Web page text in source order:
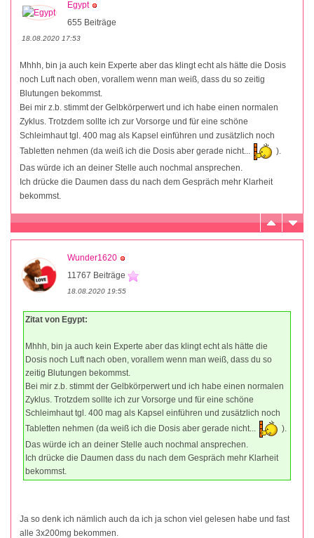
Egypt
655 Beiträge
18.08.2020 17:53
Mhhh, bin ja auch kein Experte aber das klingt echt als hätte die Dosis
noch Luft nach oben, vorallem wenn man weiß, dass du so zeitig
Blutungen bekommst.
Bei mir z.b. stimmt der Gelbkörperwert und ich habe einen normalen
Zyklus. Trotzdem sollte ich zur Vorsorge und für eine schöne
Schleimhaut tgl. 400 mag als Kapsel einführen und zusätzlich noch
Tabletten nehmen (da weiß ich die Dosis aber gerade nicht...
).
Das würde ich an deiner Stelle auch nochmal ansprechen.
Ich drücke die Daumen dass du nach dem Gespräch mehr Klarheit
bekommst.
Wunder1620
11767 Beiträge
18.08.2020 19:55
Zitat von Egypt:
Mhhh, bin ja auch kein Experte aber das klingt echt als hätte die
Dosis noch Luft nach oben, vorallem wenn man weiß, dass du so
zeitig Blutungen bekommst.
Bei mir z.b. stimmt der Gelbkörperwert und ich habe einen normalen
Zyklus. Trotzdem sollte ich zur Vorsorge und für eine schöne
Schleimhaut tgl. 400 mag als Kapsel einführen und zusätzlich noch
Tabletten nehmen (da weiß ich die Dosis aber gerade nicht...
).
Das würde ich an deiner Stelle auch nochmal ansprechen.
Ich drücke die Daumen dass du nach dem Gespräch mehr Klarheit
bekommst.
Ja so denk ich nämlich auch da ich ja schon viel gelesen habe und fast
alle 3x200mg bekommen.